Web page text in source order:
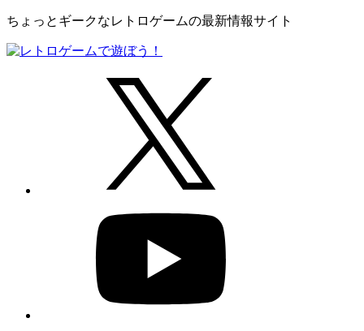
ちょっとギークなレトロゲームの最新情報サイト